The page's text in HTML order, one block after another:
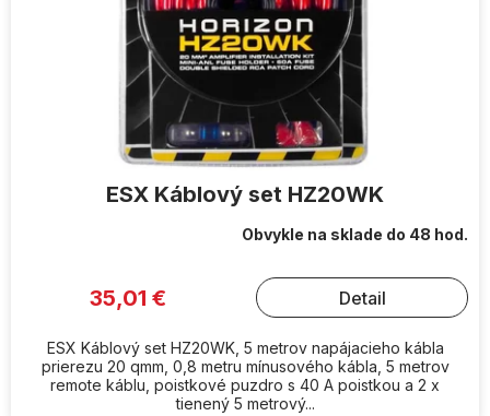
ESX Káblový set HZ20WK
Obvykle na sklade do 48 hod.
35,01 € Detail
ESX Káblový set HZ20WK, 5 metrov napájacieho kábla
prierezu 20 qmm, 0,8 metru mínusového kábla, 5 metrov
remote káblu, poistkové puzdro s 40 A poistkou a 2 x
tienený 5 metrový...